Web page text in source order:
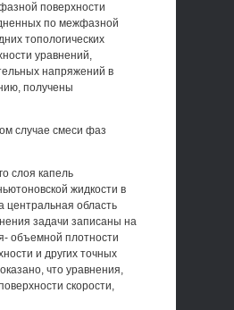
поверхности
по межфазной
топологических
уравнений,
напряжений в
получены
случае смеси фаз
слоя капель
жидкости в
центральная область
задачи записаны на
объемной плотности
и других точных
что уравнения,
скорости,